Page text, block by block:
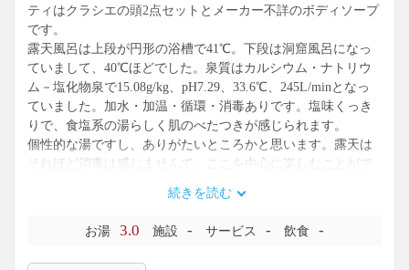
ティはクラシエの頭2点セットとメーカー不詳のボディソープ
です。
露天風呂は上段が円形の浴槽で41℃。下段は洞窟風呂になっ
ていまして、40℃ほどでした。泉質はカルシウム・ナトリウ
ム－塩化物泉で15.08g/kg、pH7.29、33.6℃、245L/minとなっ
ていました。加水・加温・循環・消毒ありです。塩味くっき
りで、食塩系の湯らしく肌のべたつきが感じられます。
個性的な湯ですし、ありがたいところかと思います。露天は
それほど消毒は感じませんで、ここを中心に楽しむことがで
きました。内湯の消毒臭がもう少し抑えられてくれればいう
続きを読む
お湯 3.0 施設 - サービス - 飲食 -